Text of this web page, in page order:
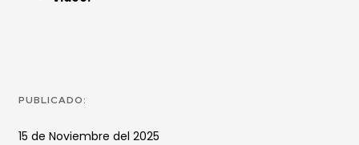
PUBLICADO:
15 de Noviembre del 2025